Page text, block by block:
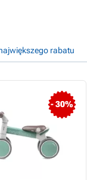
rabatu
- 30%